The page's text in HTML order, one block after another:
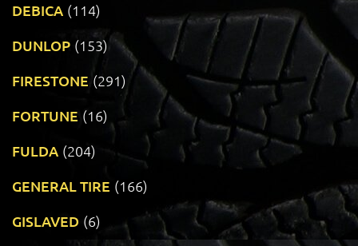
DEBICA (114)
DUNLOP (153)
FIRESTONE (291)
FORTUNE (16)
FULDA (204)
GENERAL TIRE (166)
GISLAVED (6)